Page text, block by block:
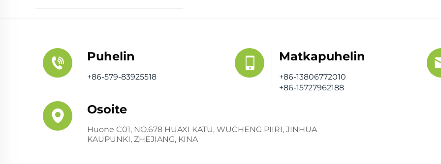
Puhelin
+86-579-83925518
Matkapuhelin
+86-13806772010
+86-15727962188
Osoite
Huone C01, NO.678 HUAXI KATU, WUCHENG PIIRI, JINHUA
KAUPUNKI, ZHEJIANG, KINA